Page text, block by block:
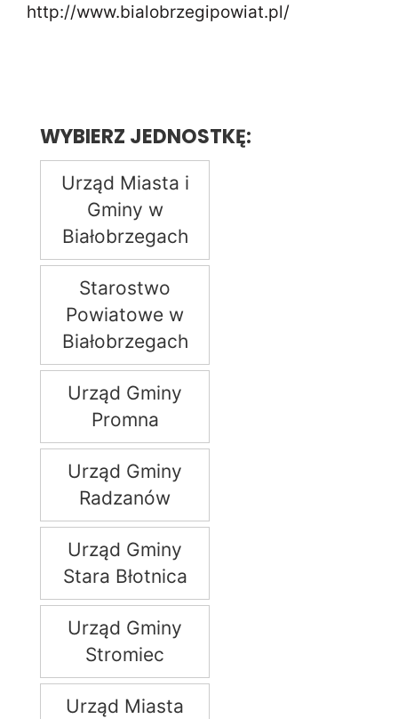
http://www.bialobrzegipowiat.pl/
WYBIERZ JEDNOSTKĘ:
Urząd Miasta i
Gminy w
Białobrzegach
Starostwo
Powiatowe w
Białobrzegach
Urząd Gminy
Promna
Urząd Gminy
Radzanów
Urząd Gminy
Stara Błotnica
Urząd Gminy
Stromiec
Urząd Miasta